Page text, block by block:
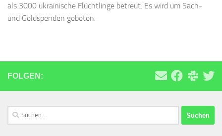
als 3000 ukrainische Flüchtlinge betreut. Es wird um Sach-
und Geldspenden gebeten.
FOLGEN:
Suchen
nach: